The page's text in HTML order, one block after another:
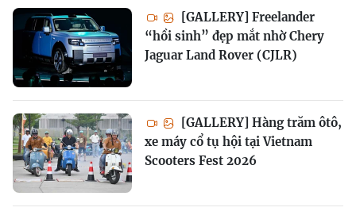
[GALLERY] Freelander
“hồi sinh” đẹp mắt nhờ Chery
Jaguar Land Rover (CJLR)
[GALLERY] Hàng trăm ôtô,
xe máy cổ tụ hội tại Vietnam
Scooters Fest 2026